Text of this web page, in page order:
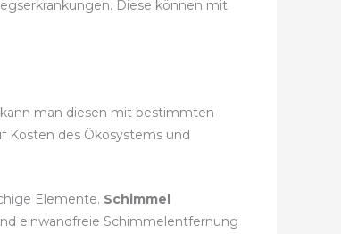
Diese können mit
man diesen mit bestimmten
Kosten des Ökosystems und
Elemente. Schimmel
einwandfreie Schimmelentfernung